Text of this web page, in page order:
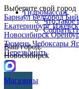
Выберите свой город
БарнаулБелгород
Екатеринбург
Новосибирск
ТюменьЧебоксары
Перезвонить
Гидромассаж
Что такое
Собрать
Ваш город:
Новосибирск
Магазины